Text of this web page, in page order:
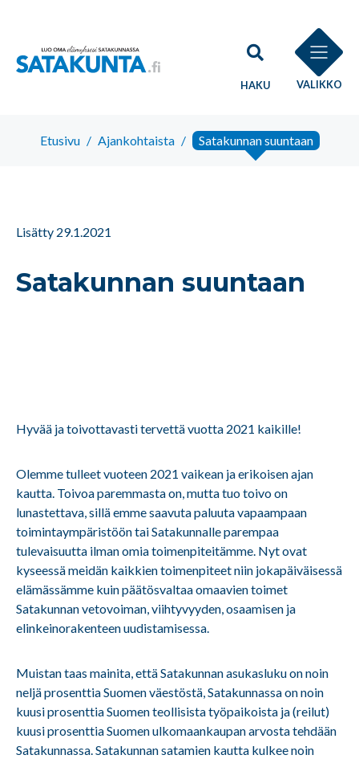
HAKU VALIKKO
Etusivu / Ajankohtaista / Satakunnan suuntaan
Lisätty 29.1.2021
Satakunnan suuntaan
Hyvää ja toivottavasti tervettä vuotta 2021 kaikille!
Olemme tulleet vuoteen 2021 vaikean ja erikoisen ajan
kautta. Toivoa paremmasta on, mutta tuo toivo on
lunastettava, sillä emme saavuta paluuta vapaampaan
toimintaympäristöön tai Satakunnalle parempaa
tulevaisuutta ilman omia toimenpiteitämme. Nyt ovat
kyseessä meidän kaikkien toimenpiteet niin jokapäiväisessä
elämässämme kuin päätösvaltaa omaavien toimet
Satakunnan vetovoiman, viihtyvyyden, osaamisen ja
elinkeinorakenteen uudistamisessa.
Muistan taas mainita, että Satakunnan asukasluku on noin
neljä prosenttia Suomen väestöstä, Satakunnassa on noin
kuusi prosenttia Suomen teollisista työpaikoista ja (reilut)
kuusi prosenttia Suomen ulkomaankaupan arvosta tehdään
Satakunnassa. Satakunnan satamien kautta kulkee noin